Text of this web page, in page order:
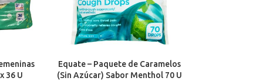
36 U
Equate – Paquete de Caramelos
(Sin Azúcar) Sabor Menthol 70 U